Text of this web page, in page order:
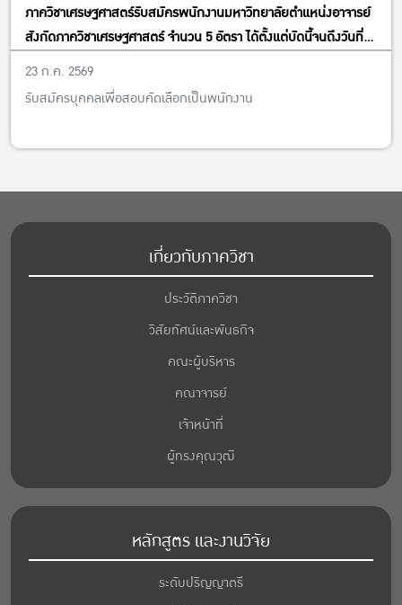
ภาควิชาเศรษฐศาสตร์รับสมัครพนักงานมหาวิทยาลัยตำแหน่งอาจารย์
สังกัดภาควิชาเศรษฐศาสตร์ จำนวน 5 อัตรา ได้ตั้งแต่บัดนี้จนถึงวันที่
13 พฤศจิกายน พ.ศ. 2569
23 ก.ค. 2569
รับสมัครบุคคลเพื่อสอบคัดเลือกเป็นพนักงาน
เกี่ยวกับภาควิชา
ประวัติภาควิชา
วิสัยทัศน์และพันธกิจ
คณะผู้บริหาร
คณาจารย์
เจ้าหน้าที่
ผู้ทรงคุณวุฒิ
หลักสูตร และงานวิจัย
ระดับปริญญาตรี